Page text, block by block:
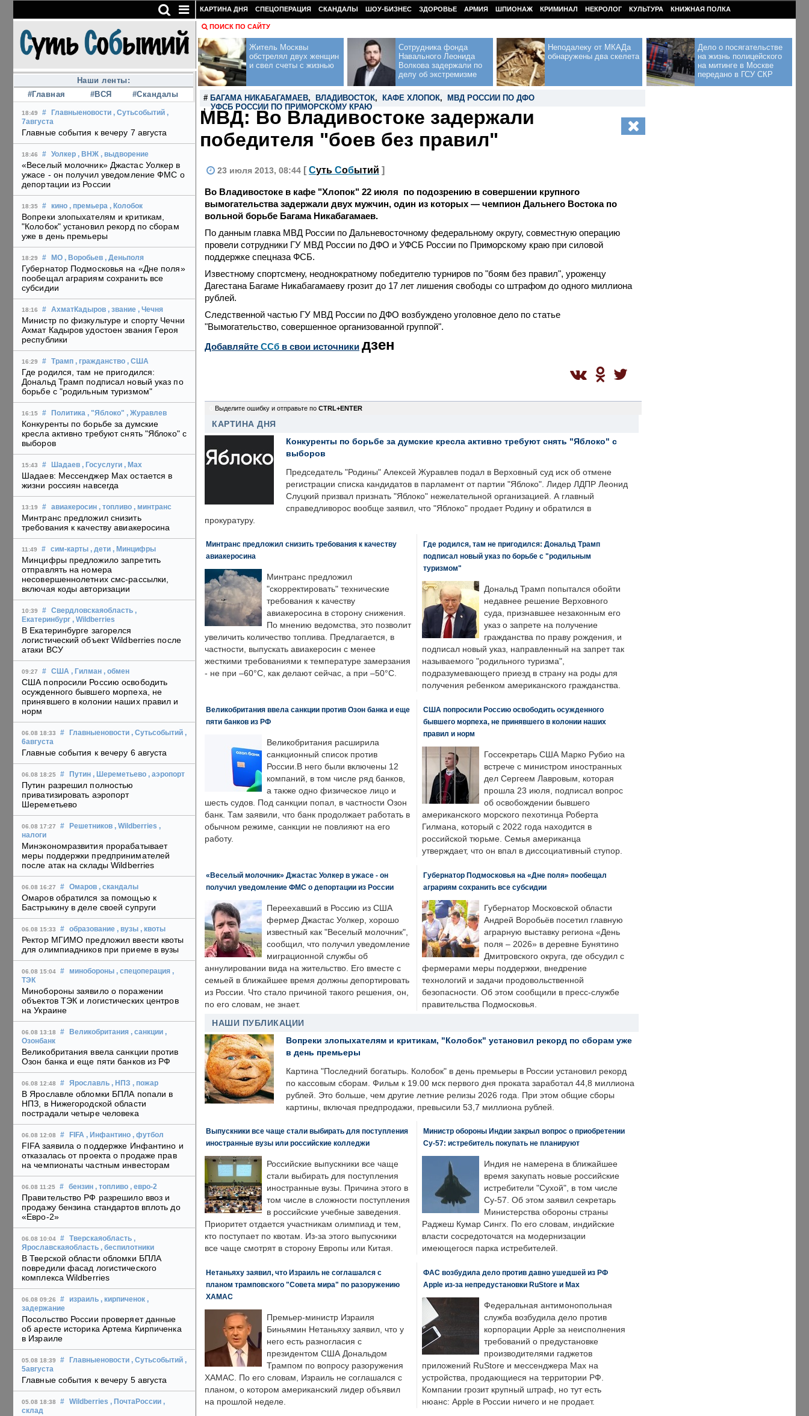
Наши ленты:
#Главная
#ВСЯ #Скандалы
18:49 # Главныеновости , Сутьсобытий ,
7августа
Главные события к вечеру 7 августа
18:46 # Уолкер , ВНЖ , выдворение
«Веселый молочник» Джастас Уолкер в
ужасе - он получил уведомление ФМС о
депортации из России
18:35 # кино , премьера , Колобок
Вопреки злопыхателям и критикам,
"Колобок" установил рекорд по сборам
уже в день премьеры
18:29 # МО , Воробьев , Деньполя
Губернатор Подмосковья на «Дне поля»
пообещал аграриям сохранить все
субсидии
18:16 # АхматКадыров , звание , Чечня
Министр по физкультуре и спорту Чечни
Ахмат Кадыров удостоен звания Героя
республики
16:29 # Трамп , гражданство , США
Где родился, там не пригодился:
Дональд Трамп подписал новый указ по
борьбе с "родильным туризмом"
16:15 # Политика , "Яблоко" , Журавлев
Конкуренты по борьбе за думские
кресла активно требуют снять "Яблоко" с
выборов
15:43 # Шадаев , Госуслуги , Max
Шадаев: Мессенджер Max остается в
жизни россиян навсегда
13:19 # авиакеросин , топливо , минтранс
Минтранс предложил снизить
требования к качеству авиакеросина
11:49 # сим-карты , дети , Минцифры
Минцифры предложило запретить
отправлять на номера
несовершеннолетних смс-рассылки,
включая коды авторизации
10:39 # Свердловскаяобласть ,
Екатеринбург , Wildberries
В Екатеринбурге загорелся
логистический объект Wildberries после
атаки ВСУ
09:27 # США , Гилман , обмен
США попросили Россию освободить
осужденного бывшего морпеха, не
принявшего в колонии наших правил и
норм
06.08 18:33 # Главныеновости , Сутьсобытий ,
6августа
Главные события к вечеру 6 августа
06.08 18:25 # Путин , Шереметьево , аэропорт
Путин разрешил полностью
приватизировать аэропорт
Шереметьево
06.08 17:27 # Решетников , Wildberries ,
налоги
Минэкономразвития прорабатывает
меры поддержки предпринимателей
после атак на склады Wildberries
06.08 16:27 # Омаров , скандалы
Омаров обратился за помощью к
Бастрыкину в деле своей супруги
06.08 15:33 # образование , вузы , квоты
Ректор МГИМО предложил ввести квоты
для олимпиадников при приеме в вузы
06.08 15:04 # минобороны , спецоперация ,
ТЭК
Минобороны заявило о поражении
объектов ТЭК и логистических центров
на Украине
06.08 13:18 # Великобритания , санкции ,
Озонбанк
Великобритания ввела санкции против
Озон банка и еще пяти банков из РФ
06.08 12:48 # Ярославль , НПЗ , пожар
В Ярославле обломки БПЛА попали в
НПЗ, в Нижегородской области
пострадали четыре человека
06.08 12:08 # FIFA , Инфантино , футбол
FIFA заявила о поддержке Инфантино и
отказалась от проекта о продаже прав
на чемпионаты частным инвесторам
06.08 11:25 # бензин , топливо , евро-2
Правительство РФ разрешило ввоз и
продажу бензина стандартов вплоть до
«Евро-2»
06.08 10:04 # Тверскаяобласть ,
Ярославскаяобласть , беспилотники
В Тверской области обломки БПЛА
повредили фасад логистического
комплекса Wildberries
06.08 09:26 # израиль , кирпиченок ,
задержание
Посольство России проверяет данные
об аресте историка Артема Кирпиченка
в Израиле
05.08 18:39 # Главныеновости , Сутьсобытий ,
5августа
Главные события к вечеру 5 августа
05.08 18:38 # Wildberries , ПочтаРоссии ,
склад
КАРТИНА ДНЯ СПЕЦОПЕРАЦИЯ СКАНДАЛЫ ШОУ-БИЗНЕС ЗДОРОВЬЕ АРМИЯ ШПИОНАЖ КРИМИНАЛ НЕКРОЛОГ КУЛЬТУРА КНИЖНАЯ ПОЛКА
ПОИСК ПО САЙТУ
Житель Москвы
обстрелял двух женщин
и свел счеты с жизнью
Сотрудника фонда
Навального Леонида
Волкова задержали по
делу об экстремизме
Неподалеку от МКАДа
обнаружены два скелета
Дело о посягательстве
на жизнь полицейского
на митинге в Москве
передано в ГСУ СКР
# БАГАМА НИКАБАГАМАЕВ, ВЛАДИВОСТОК, КАФЕ ХЛОПОК,
МВД РОССИИ ПО ДФО
, УФСБ РОССИИ ПО ПРИМОРСКОМУ КРАЮ
МВД: Во Владивостоке задержали
победителя "боев без правил"
23 июля 2013, 08:44 [ Суть Событий ]
Во Владивостоке в кафе "Хлопок" 22 июля по подозрению в совершении крупного
вымогательства задержали двух мужчин, один из которых — чемпион Дальнего Востока по
вольной борьбе Багама Никабагамаев.
По данным главка МВД России по Дальневосточному федеральному округу, совместную операцию
провели сотрудники ГУ МВД России по ДФО и УФСБ России по Приморскому краю при силовой
поддержке спецназа ФСБ.
Известному спортсмену, неоднократному победителю турниров по "боям без правил", уроженцу
Дагестана Багаме Никабагамаеву грозит до 17 лет лишения свободы со штрафом до одного миллиона
рублей.
Следственной частью ГУ МВД России по ДФО возбуждено уголовное дело по статье
"Вымогательство, совершенное организованной группой".
Добавляйте CСб в свои источники дзен
Выделите ошибку и отправьте по CTRL+ENTER
КАРТИНА ДНЯ
Конкуренты по борьбе за думские кресла активно требуют снять "Яблоко" с
выборов
Председатель "Родины" Алексей Журавлев подал в Верховный суд иск об отмене
регистрации списка кандидатов в парламент от партии "Яблоко". Лидер ЛДПР Леонид
Слуцкий призвал признать "Яблоко" нежелательной организацией. А главный
справедливорос вообще заявил, что "Яблоко" продает Родину и обратился в
прокуратуру.
Минтранс предложил снизить требования к качеству
авиакеросина
Минтранс предложил
"скорректировать" технические
требования к качеству
авиакеросина в сторону снижения.
По мнению ведомства, это позволит
увеличить количество топлива. Предлагается, в
частности, выпускать авиакеросин с менее
жесткими требованиями к температуре замерзания
- не при –60°C, как делают сейчас, а при –50°C.
Где родился, там не пригодился: Дональд Трамп
подписал новый указ по борьбе с "родильным
туризмом"
Дональд Трамп попытался обойти
недавнее решение Верховного
суда, признавшее незаконным его
указ о запрете на получение
гражданства по праву рождения, и
подписал новый указ, направленный на запрет так
называемого "родильного туризма",
подразумевающего приезд в страну на роды для
получения ребенком американского гражданства.
Великобритания ввела санкции против Озон банка и еще
пяти банков из РФ
Великобритания расширила
санкционный список против
России.В него были включены 12
компаний, в том числе ряд банков,
а также одно физическое лицо и
шесть судов. Под санкции попал, в частности Озон
банк. Там заявили, что банк продолжает работать в
обычном режиме, санкции не повлияют на его
работу.
США попросили Россию освободить осужденного
бывшего морпеха, не принявшего в колонии наших
правил и норм
Госсекретарь США Марко Рубио на
встрече с министром иностранных
дел Сергеем Лавровым, которая
прошла 23 июля, подписал вопрос
об освобождении бывшего
американского морского пехотинца Роберта
Гилмана, который с 2022 года находится в
российской тюрьме. Семья американца
утверждает, что он впал в диссоциативный ступор.
«Веселый молочник» Джастас Уолкер в ужасе - он
получил уведомление ФМС о депортации из России
Переехавший в Россию из США
фермер Джастас Уолкер, хорошо
известный как "Веселый молочник",
сообщил, что получил уведомление
миграционной службы об
аннулировании вида на жительство. Его вместе с
семьей в ближайшее время должны депортировать
из России. Что стало причиной такого решения, он,
по его словам, не знает.
Губернатор Подмосковья на «Дне поля» пообещал
аграриям сохранить все субсидии
Губернатор Московской области
Андрей Воробьёв посетил главную
аграрную выставку региона «День
поля – 2026» в деревне Бунятино
Дмитровского округа, где обсудил с
фермерами меры поддержки, внедрение
технологий и задачи продовольственной
безопасности. Об этом сообщили в пресс-службе
правительства Подмосковья.
НАШИ ПУБЛИКАЦИИ
Вопреки злопыхателям и критикам, "Колобок" установил рекорд по сборам уже
в день премьеры
Картина "Последний богатырь. Колобок" в день премьеры в России установил рекорд
по кассовым сборам. Фильм к 19.00 мск первого дня проката заработал 44,8 миллиона
рублей. Это больше, чем другие летние релизы 2026 года. При этом общие сборы
картины, включая предпродажи, превысили 53,7 миллиона рублей.
Выпускники все чаще стали выбирать для поступления
иностранные вузы или российские колледжи
Российские выпускники все чаще
стали выбирать для поступления
иностранные вузы. Причина этого в
том числе в сложности поступления
в российские учебные заведения.
Приоритет отдается участникам олимпиад и тем,
кто поступает по квотам. Из-за этого выпускники
все чаще смотрят в сторону Европы или Китая.
Министр обороны Индии закрыл вопрос о приобретении
Су-57: истребитель покупать не планируют
Индия не намерена в ближайшее
время закупать новые российские
истребители "Сухой", в том числе
Су-57. Об этом заявил секретарь
Министерства обороны страны
Раджеш Кумар Сингх. По его словам, индийские
власти сосредоточатся на модернизации
имеющегося парка истребителей.
Нетаньяху заявил, что Израиль не соглашался с
планом трамповского "Совета мира" по разоружению
ХАМАС
Премьер-министр Израиля
Биньямин Нетаньяху заявил, что у
него есть разногласия с
президентом США Дональдом
Трампом по вопросу разоружения
ХАМАС. По его словам, Израиль не соглашался с
планом, о котором американский лидер объявил
на прошлой неделе.
ФАС возбудила дело против давно ушедшей из РФ
Apple из-за непредустановки RuStore и Max
Федеральная антимонопольная
служба возбудила дело против
корпорации Apple за неисполнения
требований о предустановке
производителями гаджетов
приложений RuStore и мессенджера Max на
устройства, продающиеся на территории РФ.
Компании грозит крупный штраф, но тут есть
нюанс: Apple в России ничего и не продает.